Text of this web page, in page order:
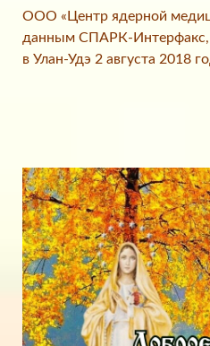
ООО «Центр ядерной
данным СПАРК-Интерфакс,
в Улан-Удэ 2 августа 2018